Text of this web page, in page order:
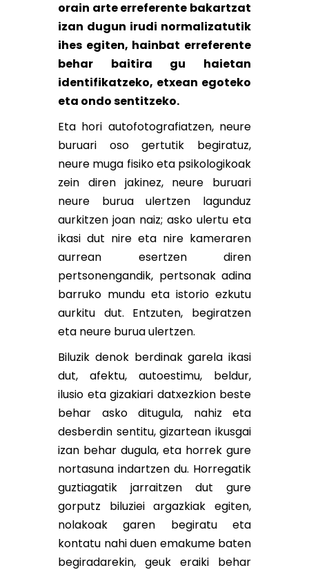
orain arte erreferente bakartzat
izan dugun irudi normalizatutik
ihes egiten, hainbat erreferente
behar baitira gu haietan
identifikatzeko, etxean egoteko
eta ondo sentitzeko.
Eta hori autofotografiatzen, neure
buruari oso gertutik begiratuz,
neure muga fisiko eta psikologikoak
zein diren jakinez, neure buruari
neure burua ulertzen lagunduz
aurkitzen joan naiz; asko ulertu eta
ikasi dut nire eta nire kameraren
aurrean esertzen diren
pertsonengandik, pertsonak adina
barruko mundu eta istorio ezkutu
aurkitu dut. Entzuten, begiratzen
eta neure burua ulertzen.
Biluzik denok berdinak garela ikasi
dut, afektu, autoestimu, beldur,
ilusio eta gizakiari datxezkion beste
behar asko ditugula, nahiz eta
desberdin sentitu, gizartean ikusgai
izan behar dugula, eta horrek gure
nortasuna indartzen du. Horregatik
guztiagatik jarraitzen dut gure
gorputz biluziei argazkiak egiten,
nolakoak garen begiratu eta
kontatu nahi duen emakume baten
begiradarekin, geuk eraiki behar